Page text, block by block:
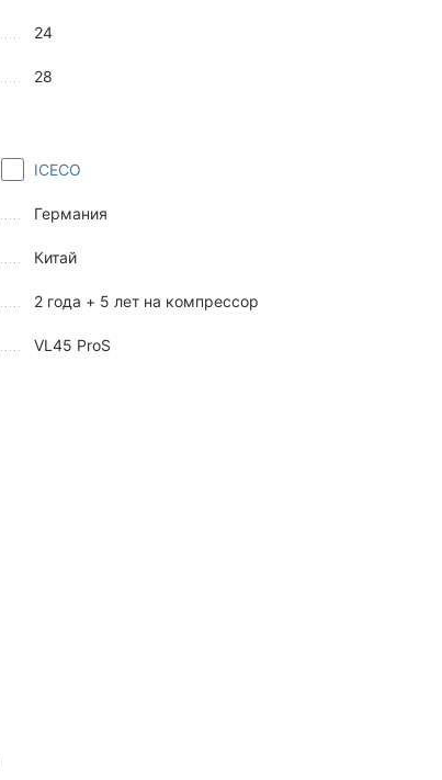
24
28
ICECO
Германия
Китай
2 года + 5 лет на компрессор
VL45 ProS